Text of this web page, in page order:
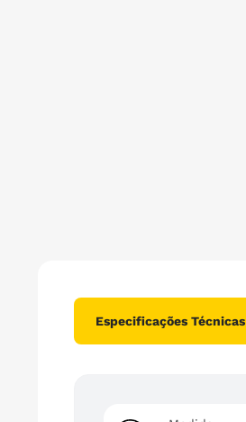
Especificações Técnicas